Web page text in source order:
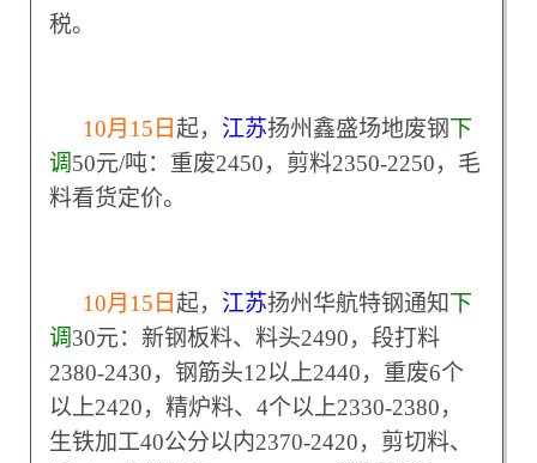
税。
10月15日 起， 江苏扬州鑫盛场地废钢下
调50元/吨：重废2450，剪料2350-2250，毛
料看货定价。
10月15日 起， 江苏扬州华航特钢通知下
调30元：新钢板料、料头2490，段打料
2380-2430，钢筋头12以上2440，重废6个
以上2420，精炉料、4个以上2330-2380，
生铁加工40公分以内2370-2420，剪切料、